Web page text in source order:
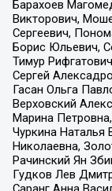
Барахоев
Викторович,
Сергеевич,
Борис Юльевич,
Тимур
Сергей
Гасан Ольга
Верховский
Марина
Чуркина Наталья
Николаевна,
Рачинский Ян
Гудков Лев